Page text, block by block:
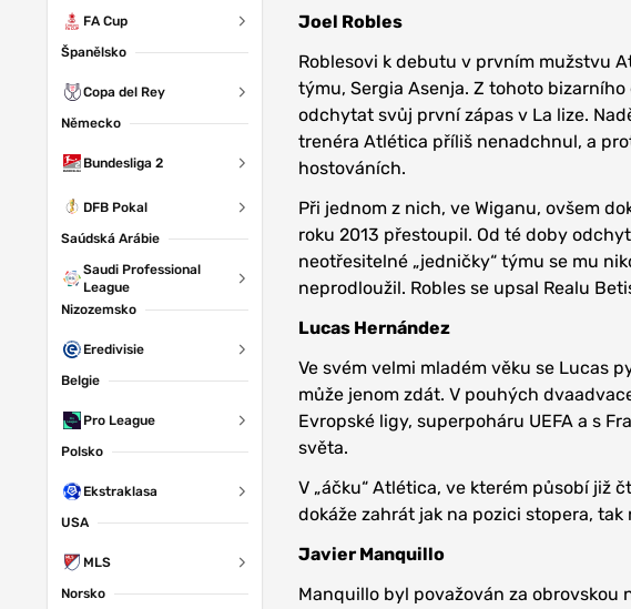
FA Cup
Španělsko
Copa del Rey
Německo
Bundesliga 2
DFB Pokal
Saúdská Arábie
Saudi Professional
League
Nizozemsko
Eredivisie
Belgie
Pro League
Polsko
Ekstraklasa
USA
MLS
Norsko
Joel Robles
Roblesovi k debutu v prvním mužstvu
týmu, Sergia Asenja. Z tohoto
odchytat svůj první zápas v La lize.
trenéra Atlética příliš nenadchnul, a
hostováních.
Při jednom z nich, ve Wiganu, ovšem
roku 2013 přestoupil. Od té doby
neotřesitelné „jedničky“ týmu se mu
neprodloužil. Robles se upsal Realu
Lucas Hernández
Ve svém velmi mladém věku se Lucas
může jenom zdát. V pouhých
Evropské ligy, superpoháru UEFA a s
světa.
V „áčku“ Atlética, ve kterém působí již
dokáže zahrát jak na pozici stopera,
Javier Manquillo
Manquillo byl považován za obrovskou